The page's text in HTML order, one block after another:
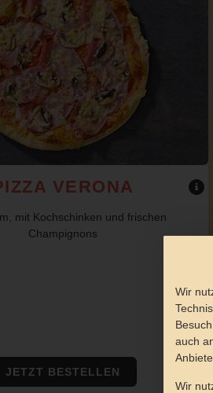
VERONA
mit Kochschinken und frischen
Champignons
JETZT BESTELLEN
Wir
auch
Wir